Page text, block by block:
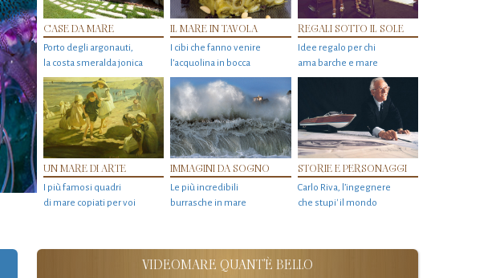
CASE DA MARE
Porto degli argonauti,
la costa smeralda jonica
IL MARE IN TAVOLA
I cibi che fanno venire
l’acquolina in bocca
REGALI SOTTO IL SOLE
Idee regalo per chi
ama barche e mare
UN MARE DI ARTE
I più famosi quadri
di mare copiati per voi
IMMAGINI DA SOGNO
Le più incredibili
burrasche in mare
STORIE E PERSONAGGI
Carlo Riva, l’ingegnere
che stupi' il mondo
VIDEOMARE QUANT'È BELLO